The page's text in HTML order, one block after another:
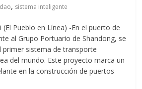
, sistema inteligente
Pueblo en Línea) -En el puerto de
al Grupo Portuario de Shandong, se
primer sistema de transporte
del mundo. Este proyecto marca un
en la construcción de puertos